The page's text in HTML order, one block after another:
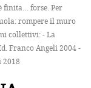
finita… forse. Per
rompere il muro
collettivi: - La
Franco Angeli 2004 -
2018